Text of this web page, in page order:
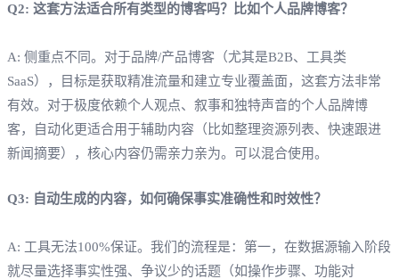
Q2: 这套方法适合所有类型的博客吗？比如个人品牌博客？
A: 侧重点不同。对于品牌/产品博客（尤其是B2B、工具类
SaaS），目标是获取精准流量和建立专业覆盖面，这套方法非常
有效。对于极度依赖个人观点、叙事和独特声音的个人品牌博
客，自动化更适合用于辅助内容（比如整理资源列表、快速跟进
新闻摘要），核心内容仍需亲力亲为。可以混合使用。
Q3: 自动生成的内容，如何确保事实准确性和时效性？
A: 工具无法100%保证。我们的流程是：第一，在数据源输入阶段
就尽量选择事实性强、争议少的话题（如操作步骤、功能对